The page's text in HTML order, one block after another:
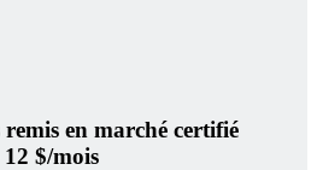
en marché certifié
$/mois